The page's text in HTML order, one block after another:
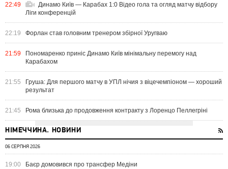
22:49
Динамо Київ — Карабах 1:0 Відео гола та огляд матчу відбору
Ліги конференцій
22:19 Форлан став головним тренером збірної Уругваю
21:59
Пономаренко приніс Динамо Київ мінімальну перемогу над
Карабахом
21:55
Груша: Для першого матчу в УПЛ нічия з віцечемпіоном — хороший
результат
21:45 Рома близька до продовження контракту з Лоренцо Пеллегріні
НІМЕЧЧИНА. НОВИНИ
06 СЕРПНЯ 2026
19:00 Баєр домовився про трансфер Медіни